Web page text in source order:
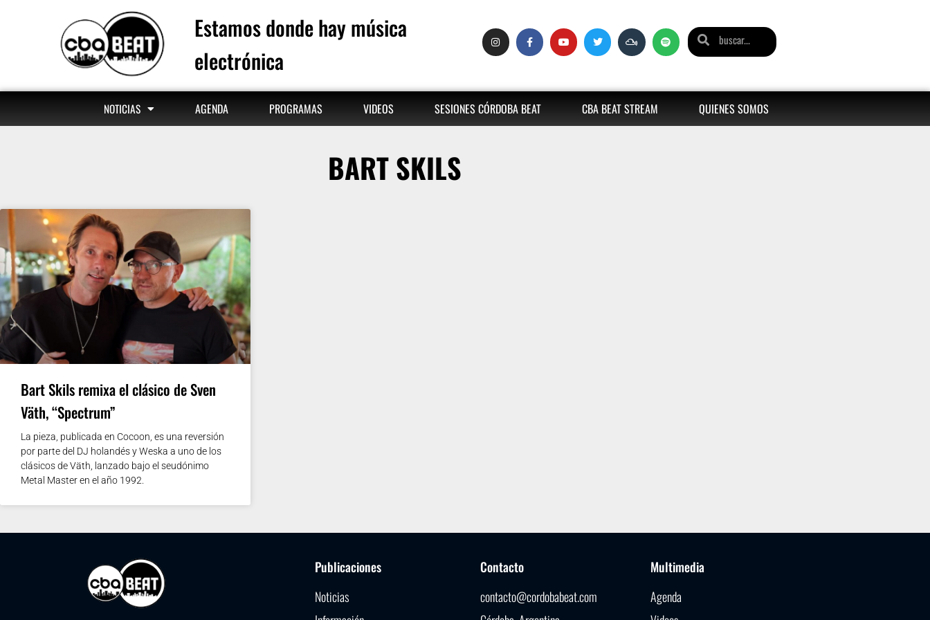
Estamos donde hay música
electrónica
NOTICIAS AGENDA PROGRAMAS VIDEOS SESIONES CÓRDOBA BEAT CBA BEAT STREAM QUIENES SOMOS
BART SKILS
Bart Skils remixa el clásico de Sven
Väth, “Spectrum”
La pieza, publicada en Cocoon, es una reversión
por parte del DJ holandés y Weska a uno de los
clásicos de Väth, lanzado bajo el seudónimo
Metal Master en el año 1992.
Publicaciones
Noticias
Contacto
contacto@cordobabeat.com
Multimedia
Agenda